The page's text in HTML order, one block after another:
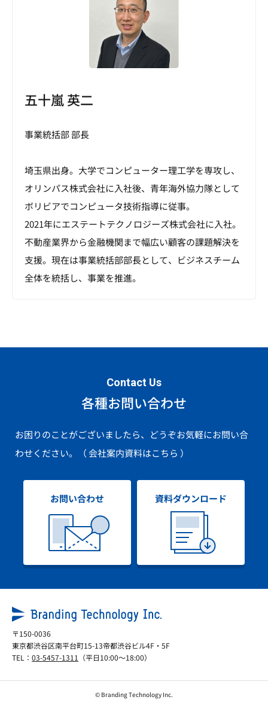
五十嵐 英二
事業統括部 部長
埼玉県出身。大学でコンピューター理工学を専攻し、
オリンパス株式会社に入社後、青年海外協力隊として
ボリビアでコンピュータ技術指導に従事。
2021年にエステートテクノロジーズ株式会社に入社。
不動産業界から金融機関まで幅広い顧客の課題解決を
支援。現在は事業統括部部長として、ビジネスチーム
全体を統括し、事業を推進。
Contact Us
各種お問い合わせ
お困りのことがございましたら、どうぞお気軽にお問い合
わせください。
（ 会社案内資料はこちら ）
お問い合わせ 資料ダウンロード
〒150-0036
東京都渋谷区南平台町15-13帝都渋谷ビル4F・5F
TEL： 03-5457-1311 （平日10:00～18:00）
© Branding Technology Inc.